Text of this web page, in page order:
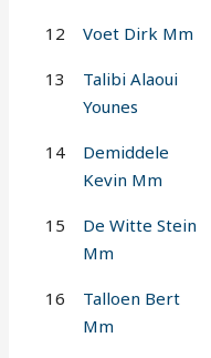
12 Voet Dirk Mm
13
Talibi Alaoui
Younes
14
Demiddele
Kevin Mm
15
De Witte Stein
Mm
16
Talloen Bert
Mm